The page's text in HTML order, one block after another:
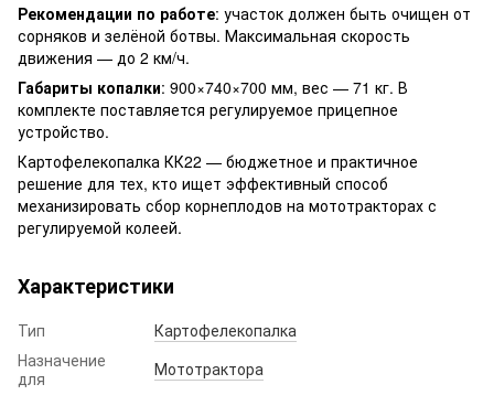
Рекомендации по работе: участок должен быть очищен от
сорняков и зелёной ботвы. Максимальная скорость
движения — до 2 км/ч.
Габариты копалки: 900×740×700 мм, вес — 71 кг. В
комплекте поставляется регулируемое прицепное
устройство.
Картофелекопалка КК22 — бюджетное и практичное
решение для тех, кто ищет эффективный способ
механизировать сбор корнеплодов на мототракторах с
регулируемой колеей.
Характеристики
Тип
Картофелекопалка
Назначение
для
Мототрактора